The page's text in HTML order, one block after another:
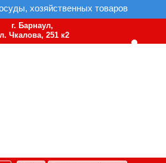
хозяйственных товаров
г. Барнаул,
Чкалова, 251 к2